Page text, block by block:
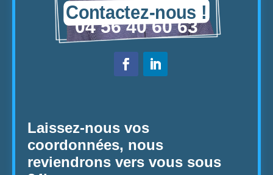
Contactez-nous !
04 56 40 60 63
Laissez-nous vos
coordonnées, nous
reviendrons vers vous sous